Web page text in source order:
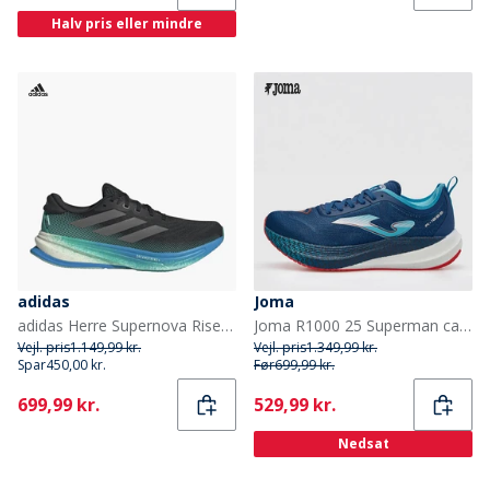
Halv pris eller mindre
adidas
adidas Herre Supernova Rise 2 Neutrale Løbesko Core Black/Iron Metallic/Glory Green
Vejl. pris1.149,99 kr.
Spar450,00 kr.
Current
699,99 kr.
Joma
Joma R1000 25 Superman carbonplade neutrale løbesko Navy Blue
Vejl. pris1.349,99 kr.
Før699,99 kr.
Current
529,99 kr.
Nedsat